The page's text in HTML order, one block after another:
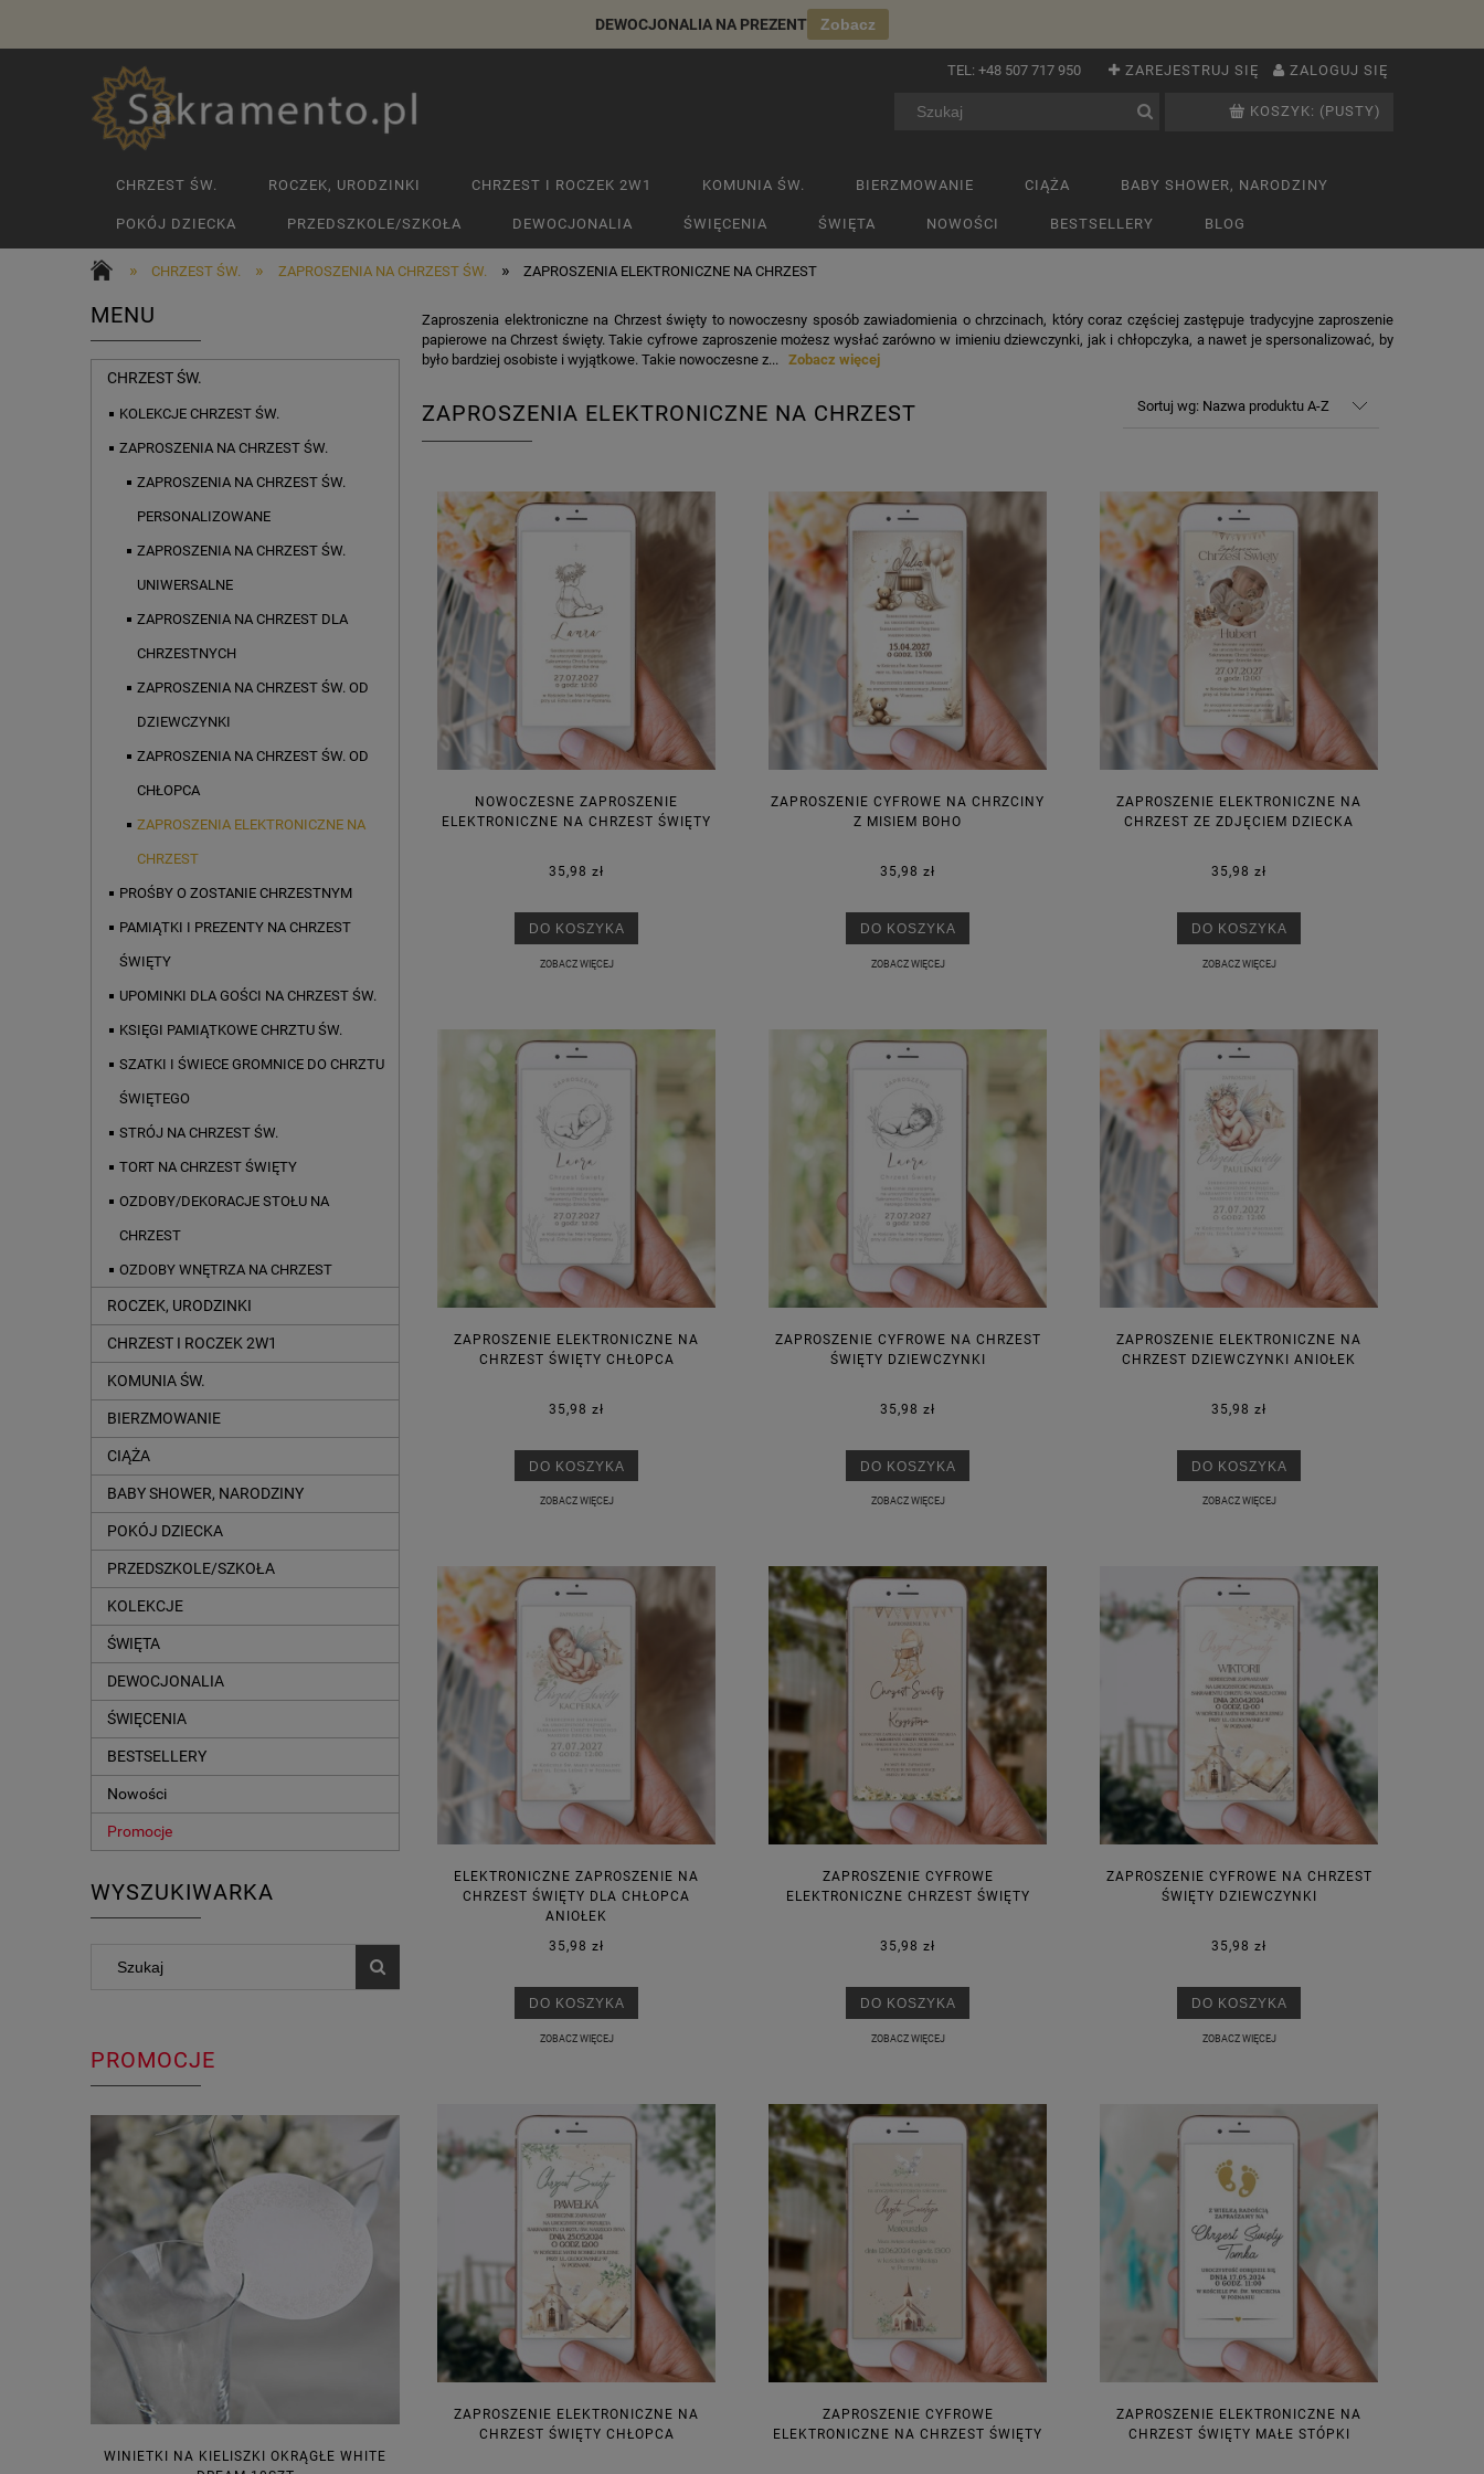
DEWOCJONALIA NA PREZENT Zobacz
ZAREJESTRUJ SIĘ ZALOGUJ SIĘ
TEL: +48 507 717 950
KOSZYK: (PUSTY)
CHRZEST ŚW. ROCZEK, URODZINKI CHRZEST I ROCZEK 2W1 KOMUNIA ŚW. BIERZMOWANIE CIĄŻA BABY SHOWER, NARODZINY
POKÓJ DZIECKA PRZEDSZKOLE/SZKOŁA DEWOCJONALIA ŚWIĘCENIA ŚWIĘTA NOWOŚCI BESTSELLERY BLOG
» CHRZEST ŚW. » ZAPROSZENIA NA CHRZEST ŚW. » ZAPROSZENIA ELEKTRONICZNE NA CHRZEST
MENU
CHRZEST ŚW.
KOLEKCJE CHRZEST ŚW.
ZAPROSZENIA NA CHRZEST ŚW.
ZAPROSZENIA NA CHRZEST ŚW.
PERSONALIZOWANE
ZAPROSZENIA NA CHRZEST ŚW.
UNIWERSALNE
ZAPROSZENIA NA CHRZEST DLA
CHRZESTNYCH
ZAPROSZENIA NA CHRZEST ŚW. OD
DZIEWCZYNKI
ZAPROSZENIA NA CHRZEST ŚW. OD
CHŁOPCA
ZAPROSZENIA ELEKTRONICZNE NA
CHRZEST
PROŚBY O ZOSTANIE CHRZESTNYM
PAMIĄTKI I PREZENTY NA CHRZEST
ŚWIĘTY
UPOMINKI DLA GOŚCI NA CHRZEST ŚW.
KSIĘGI PAMIĄTKOWE CHRZTU ŚW.
SZATKI I ŚWIECE GROMNICE DO CHRZTU
ŚWIĘTEGO
STRÓJ NA CHRZEST ŚW.
TORT NA CHRZEST ŚWIĘTY
OZDOBY/DEKORACJE STOŁU NA
CHRZEST
OZDOBY WNĘTRZA NA CHRZEST
ROCZEK, URODZINKI
CHRZEST I ROCZEK 2W1
KOMUNIA ŚW.
BIERZMOWANIE
CIĄŻA
BABY SHOWER, NARODZINY
POKÓJ DZIECKA
PRZEDSZKOLE/SZKOŁA
KOLEKCJE
ŚWIĘTA
DEWOCJONALIA
ŚWIĘCENIA
BESTSELLERY
Nowości
Promocje
WYSZUKIWARKA
PROMOCJE
WINIETKI NA KIELISZKI OKRĄGŁE WHITE
Zaproszenia elektroniczne na Chrzest święty to nowoczesny sposób zawiadomienia o chrzcinach, który coraz częściej zastępuje tradycyjne zaproszenie
papierowe na Chrzest święty. Takie cyfrowe zaproszenie możesz wysłać zarówno w imieniu dziewczynki, jak i chłopczyka, a nawet je spersonalizować, by
było bardziej osobiste i wyjątkowe. Takie nowoczesne z... Zobacz więcej
ZAPROSZENIA ELEKTRONICZNE NA CHRZEST Sortuj wg: Nazwa produktu A-Z
NOWOCZESNE ZAPROSZENIE
ELEKTRONICZNE NA CHRZEST ŚWIĘTY
35,98 zł
DO KOSZYKA
ZOBACZ WIĘCEJ
ZAPROSZENIE CYFROWE NA CHRZCINY
Z MISIEM BOHO
35,98 zł
DO KOSZYKA
ZOBACZ WIĘCEJ
ZAPROSZENIE ELEKTRONICZNE NA
CHRZEST ZE ZDJĘCIEM DZIECKA
35,98 zł
DO KOSZYKA
ZOBACZ WIĘCEJ
ZAPROSZENIE ELEKTRONICZNE NA
CHRZEST ŚWIĘTY CHŁOPCA
35,98 zł
DO KOSZYKA
ZOBACZ WIĘCEJ
ZAPROSZENIE CYFROWE NA CHRZEST
ŚWIĘTY DZIEWCZYNKI
35,98 zł
DO KOSZYKA
ZOBACZ WIĘCEJ
ZAPROSZENIE ELEKTRONICZNE NA
CHRZEST DZIEWCZYNKI ANIOŁEK
35,98 zł
DO KOSZYKA
ZOBACZ WIĘCEJ
ELEKTRONICZNE ZAPROSZENIE NA
CHRZEST ŚWIĘTY DLA CHŁOPCA
ANIOŁEK
35,98 zł
DO KOSZYKA
ZOBACZ WIĘCEJ
ZAPROSZENIE CYFROWE
ELEKTRONICZNE CHRZEST ŚWIĘTY
35,98 zł
DO KOSZYKA
ZOBACZ WIĘCEJ
ZAPROSZENIE CYFROWE NA CHRZEST
ŚWIĘTY DZIEWCZYNKI
35,98 zł
DO KOSZYKA
ZOBACZ WIĘCEJ
ZAPROSZENIE ELEKTRONICZNE NA
CHRZEST ŚWIĘTY CHŁOPCA
ZAPROSZENIE CYFROWE
ELEKTRONICZNE NA CHRZEST ŚWIĘTY
ZAPROSZENIE ELEKTRONICZNE NA
CHRZEST ŚWIĘTY MAŁE STÓPKI